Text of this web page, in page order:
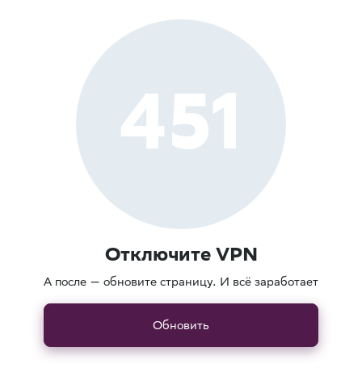
451
Отключите VPN
А после — обновите страницу. И всё заработает
Обновить